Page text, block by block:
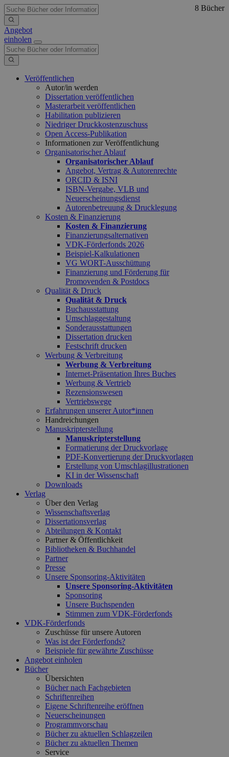
Angebot
einholen
Veröffentlichen
Autor/in werden
Dissertation veröffentlichen
Masterarbeit veröffentlichen
Habilitation publizieren
Niedriger Druckkostenzuschuss
Open Access-Publikation
Informationen zur Veröffentlichung
Organisatorischer Ablauf
Organisatorischer Ablauf
Angebot, Vertrag & Autorenrechte
ORCID & ISNI
ISBN-Vergabe, VLB und
Neuerscheinungsdienst
Autorenbetreuung & Drucklegung
Kosten & Finanzierung
Kosten & Finanzierung
Finanzierungsalternativen
VDK-Förderfonds 2026
Beispiel-Kalkulationen
VG WORT-Ausschüttung
Finanzierung und Förderung für
Promovenden & Postdocs
Qualität & Druck
Qualität & Druck
Buchausstattung
Umschlaggestaltung
Sonderausstattungen
Dissertation drucken
Festschrift drucken
Werbung & Verbreitung
Werbung & Verbreitung
Internet-Präsentation Ihres Buches
Werbung & Vertrieb
Rezensionswesen
Vertriebswege
Erfahrungen unserer Autor*innen
Handreichungen
Manuskripterstellung
Manuskripterstellung
Formatierung der Druckvorlage
PDF-Konvertierung der Druckvorlagen
Erstellung von Umschlagillustrationen
KI in der Wissenschaft
Downloads
Verlag
Über den Verlag
Wissenschaftsverlag
Dissertationsverlag
Abteilungen & Kontakt
Partner & Öffentlichkeit
Bibliotheken & Buchhandel
Partner
Presse
Unsere Sponsoring-Aktivitäten
Unsere Sponsoring-Aktivitäten
Sponsoring
Unsere Buchspenden
Stimmen zum VDK-Förderfonds
VDK-Förderfonds
Zuschüsse für unsere Autoren
Was ist der Förderfonds?
Beispiele für gewährte Zuschüsse
Angebot einholen
Bücher
Übersichten
Bücher nach Fachgebieten
Schriftenreihen
Eigene Schriftenreihe eröffnen
Neuerscheinungen
Programmvorschau
Bücher zu aktuellen Schlagzeilen
Bücher zu aktuellen Themen
Service
8 Bücher